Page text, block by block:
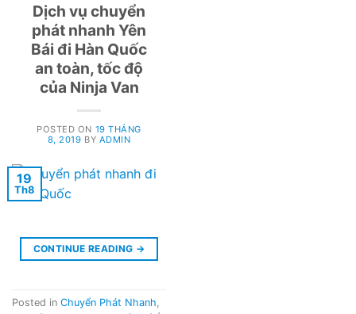
Dịch vụ chuyển
phát nhanh Yên
Bái đi Hàn Quốc
an toàn, tốc độ
của Ninja Van
POSTED ON 19 THÁNG
8, 2019 BY ADMIN
19
Th8
CONTINUE READING →
Posted in Chuyển Phát Nhanh